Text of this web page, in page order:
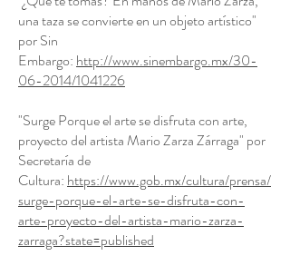
una taza se convierte en un objeto artístico"
por Sin
Embargo: http://www.sinembargo.mx/30-
06-2014/1041226
"Surge Porque el arte se disfruta con arte,
proyecto del artista Mario Zarza Zárraga" por
Secretaría de
Cultura: https://www.gob.mx/cultura/prensa/
surge-porque-el-arte-se-disfruta-con-
arte-proyecto-del-artista-mario-zarza-
zarraga?state=published